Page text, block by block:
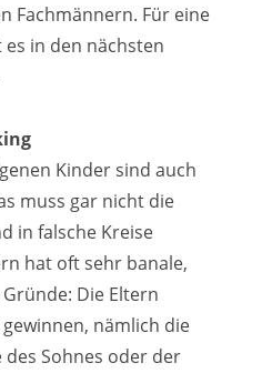
Fachmännern. Für eine
in den nächsten
Kinder sind auch
muss gar nicht die
in falsche Kreise
hat oft sehr banale,
Die Eltern
nämlich die
Sohnes oder der